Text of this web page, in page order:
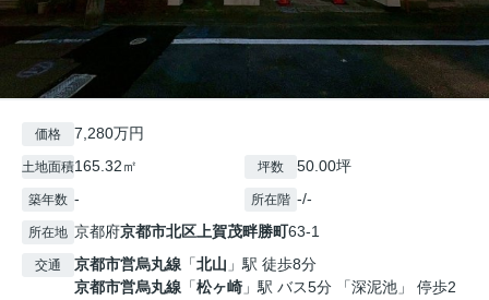
価格 7,280万円
土地面積165.32㎡ 坪数 50.00坪
築年数 - 所在階 -/-
所在地 京都府京都市北区 上賀茂畔勝町63-1
交通 京都市営烏丸線 「北山 」駅 徒歩8分
京都市営烏丸線 「松ヶ崎 」駅 バス5分 「深泥池」 停歩2